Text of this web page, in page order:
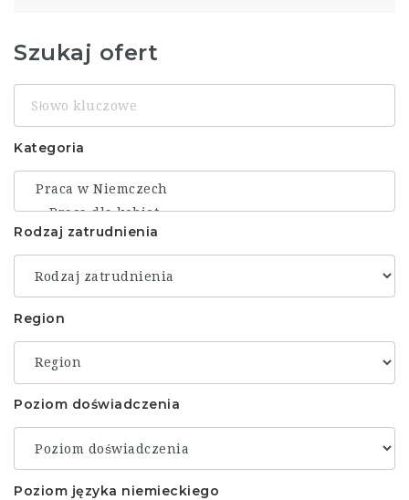
Szukaj ofert
Słowo
kluczowe
Kategoria
Rodzaj zatrudnienia
Region
Poziom doświadczenia
Poziom języka niemieckiego